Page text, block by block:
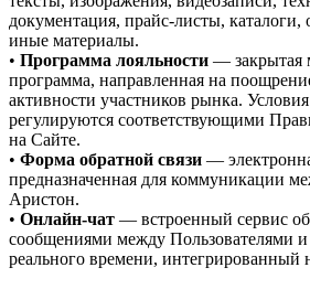
документация, прайс-листы,
иные материалы.
• Программа лояльности — закрытая
программа, направленная на
активности участников рынка.
регулируются соответствующими
на Сайте.
• Форма обратной связи —
предназначенная для коммуникации
Аристон.
• Онлайн-чат — встроенный сервис
сообщениями между Пользователями
реального времени, интегрированный